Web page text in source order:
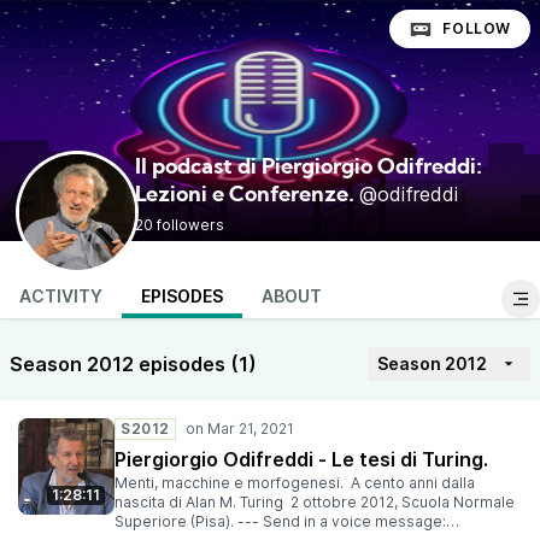
Il podcast di Piergiorgio Odifreddi:
Lezioni e Conferenze. @odifreddi
20 followers
FOLLOW
ACTIVITY EPISODES ABOUT
Season 2012 episodes (1) Season 2012
1:28:11
S2012
Piergiorgio Odifreddi - Le tesi di Turing.
Menti, macchine e morfogenesi. A cento anni dalla
nascita di Alan M. Turing 2 ottobre 2012, Scuola Normale
Superiore (Pisa). --- Send in a voice message: